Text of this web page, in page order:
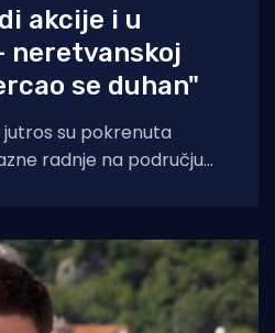
akcije i u
neretvanskoj
se duhan"
jutros su pokrenuta
radnje na području